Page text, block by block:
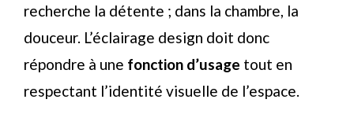
recherche la détente ; dans la chambre, la
douceur. L’éclairage design doit donc
répondre à une fonction d’usage tout en
respectant l’identité visuelle de l’espace.